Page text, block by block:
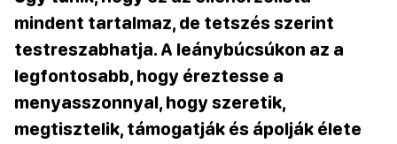
mindent tartalmaz, de tetszés szerint
testreszabhatja. A leánybúcsúkon az a
legfontosabb, hogy éreztesse a
menyasszonnyal, hogy szeretik,
megtisztelik, támogatják és ápolják élete